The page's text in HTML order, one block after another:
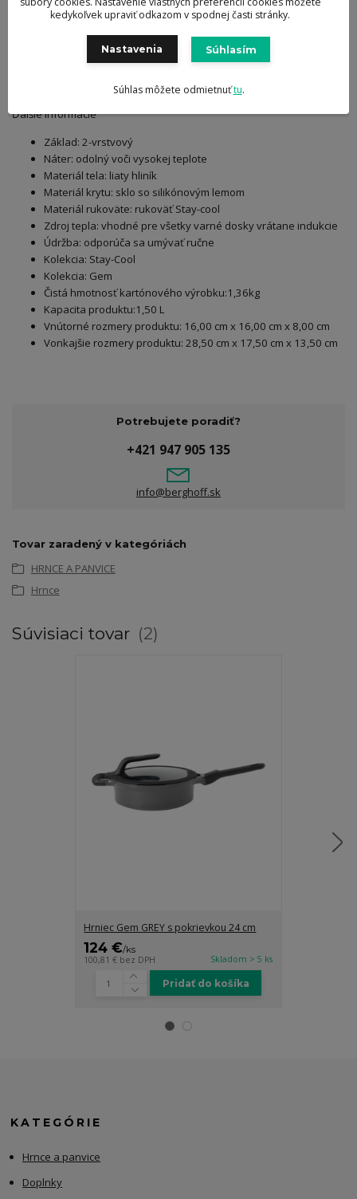
Veko s 2 vylievacími plochami pre presné cedenie
Nalievacie pery, ktoré umožňujú nalievanie bez kvapkania
Rýchlo a rovnomerne vedie teplo pre energeticky úsporné
Ďalšie informácie
Základ: 2-vrstvový
Náter: odolný voči vysokej teplote
Materiál tela: liaty hliník
Materiál krytu: sklo so silikónovým lemom
Materiál rukoväte: rukoväť Stay-cool
Zdroj tepla: vhodné pre všetky varné dosky vrátane indukcie
Údržba: odporúča sa umývať ručne
Kolekcia: Stay-Cool
Kolekcia: Gem
Čistá hmotnosť kartónového výrobku:1,36kg
Kapacita produktu:1,50 L
Vnútorné rozmery produktu: 16,00 cm x 16,00 cm x 8,00 cm
Vonkajšie rozmery produktu: 28,50 cm x 17,50 cm x 13,50 cm
Potrebujete poradiť?
+421 947 905 135
info@berghoff.sk
Tovar zaradený v kategóriách
HRNCE A PANVICE
Hrnce
Súvisiaci tovar 2
Hrniec Gem GREY s pokrievkou 24 cm
124 €/ks
100,81 € bez DPH Skladom > 5 ks
Pridať do košíka
KATEGÓRIE
Hrnce a panvice
Doplnky
kedykoľvek upraviť odkazom v spodnej časti stránky.
Nastavenia Súhlasím
Súhlas môžete odmietnuťtu.